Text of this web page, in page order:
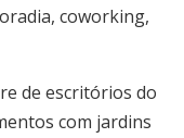
coworking,
de escritórios do
com jardins